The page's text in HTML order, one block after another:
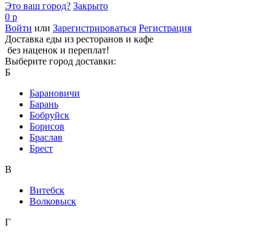
Это ваш город? Закрыто
0 р
Войти или Зарегистрироваться Регистрация
Доставка еды из ресторанов и кафе
без наценок и переплат!
Выберите город доставки:
Б
Барановичи
Барань
Бобруйск
Борисов
Браслав
Брест
В
Витебск
Волковыск
Г